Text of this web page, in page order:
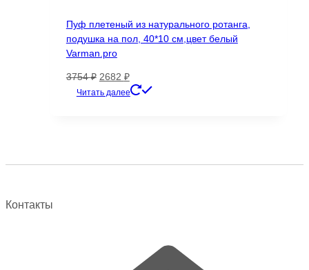
Пуф плетеный из натурального ротанга,
подушка на пол, 40*10 см,цвет белый
Varman.pro
3754₽ Первоначальная
цена
2682 ₽Текущая
цена:
Читать далее
Контакты